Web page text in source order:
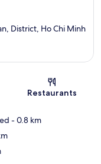
District, Ho Chi Minh
Restaurants
- 0.8 km